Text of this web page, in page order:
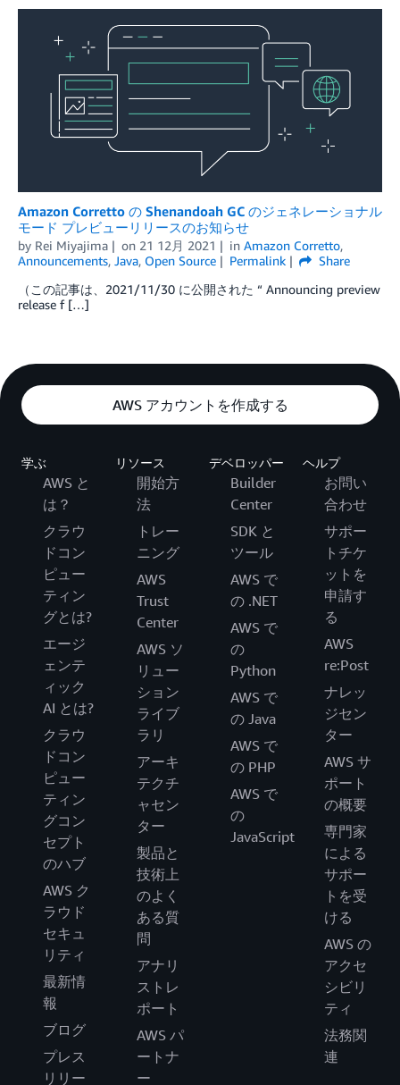
Amazon Corretto の Shenandoah GC のジェネレーショナル
モード プレビューリリースのお知らせ
by Rei Miyajima on 21 12月 2021 in Amazon Corretto,
Announcements, Java, Open Source Permalink
Share
（この記事は、2021/11/30 に公開された “ Announcing preview
release f […]
AWS アカウントを作成する
学ぶ
AWS と
は？
クラウ
ドコン
ピュー
ティン
グとは?
エージ
ェンテ
ィック
AI とは?
クラウ
ドコン
ピュー
ティン
グコン
セプト
のハブ
AWS ク
ラウド
セキュ
リティ
最新情
報
ブログ
プレス
リリー
リソース
開始方
法
トレー
ニング
AWS
Trust
Center
AWS ソ
リュー
ション
ライブ
ラリ
アーキ
テクチ
ャセン
ター
製品と
技術上
のよく
ある質
問
アナリ
ストレ
ポート
AWS パ
ートナ
ー
デベロッパー
Builder
Center
SDK と
ツール
AWS で
の .NET
AWS で
の
Python
AWS で
の Java
AWS で
の PHP
AWS で
の
JavaScript
ヘルプ
お問い
合わせ
サポー
トチケ
ットを
申請す
る
AWS
re:Post
ナレッ
ジセン
ター
AWS サ
ポート
の概要
専門家
による
サポー
トを受
ける
AWS の
アクセ
シビリ
ティ
法務関
連